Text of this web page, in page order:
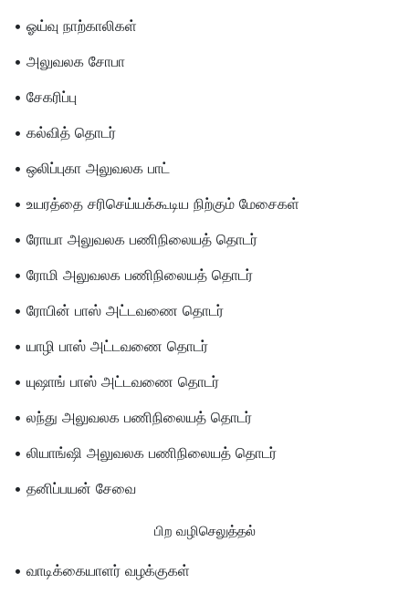
• ஓய்வு நாற்காலிகள்
• அலுவலக சோபா
• சேகரிப்பு
• கல்வித் தொடர்
• ஒலிப்புகா அலுவலக பாட்
• உயரத்தை சரிசெய்யக்கூடிய நிற்கும் மேசைகள்
• ரோயா அலுவலக பணிநிலையத் தொடர்
• ரோமி அலுவலக பணிநிலையத் தொடர்
• ரோபின் பாஸ் அட்டவணை தொடர்
• யாழி பாஸ் அட்டவணை தொடர்
• யுஷாங் பாஸ் அட்டவணை தொடர்
• லந்து அலுவலக பணிநிலையத் தொடர்
• லியாங்ஷி அலுவலக பணிநிலையத் தொடர்
• தனிப்பயன் சேவை
பிற வழிசெலுத்தல்
• வாடிக்கையாளர் வழக்குகள்